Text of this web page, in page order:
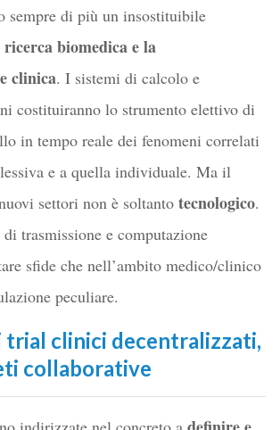
sempre di più un insostituibile
ricerca biomedica e la
clinica. I sistemi di calcolo e
costituiranno lo strumento elettivo di
in tempo reale dei fenomeni correlati
e a quella individuale. Ma il
settori non è soltanto tecnologico.
trasmissione e computazione
sfide che nell’ambito medico/clinico
peculiare.
trial clinici decentralizzati,
collaborative